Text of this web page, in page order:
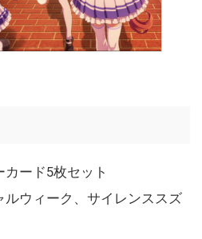
ード5枚セット
ウィーク、サイレンススズ